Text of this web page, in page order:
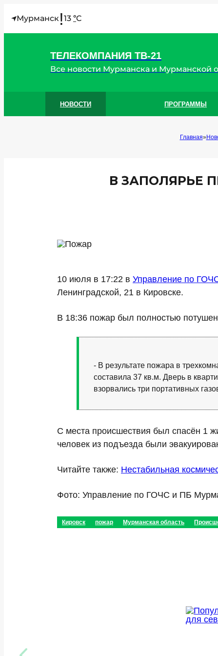
Мурманск!13 °C
ТЕЛЕКОМПАНИЯ ТВ-21
Все новости Мурманска и Мурманской
НОВОСТИ ПРОГРАММЫ
Главная
В ЗАПОЛЯРЬЕ
10 июля в 17:22 в Управление по
Ленинградской, 21 в Кировске.
В 18:36 пожар был полностью
- В результате пожара в
составила 37 кв.м. Дверь в
взорвались три портативных
С места происшествия был спасён 1
человек из подъезда были
Читайте также: Нестабильная
Фото: Управление по ГОЧС и ПБ
Кировск пожар Мурманская область